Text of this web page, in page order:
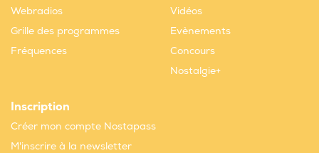
Webradios
Grille des programmes
Fréquences
Vidéos
Evènements
Concours
Nostalgie+
Inscription
Créer mon compte Nostapass
M'inscrire à la newsletter